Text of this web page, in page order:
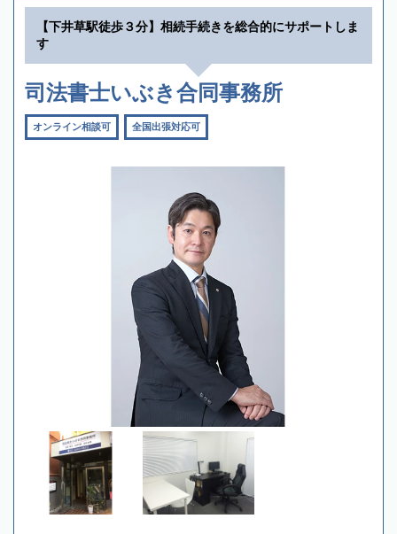
【下井草駅徒歩３分】相続手続きを総合的にサポートしま
す
司法書士いぶき合同事務所
オンライン相談可 全国出張対応可